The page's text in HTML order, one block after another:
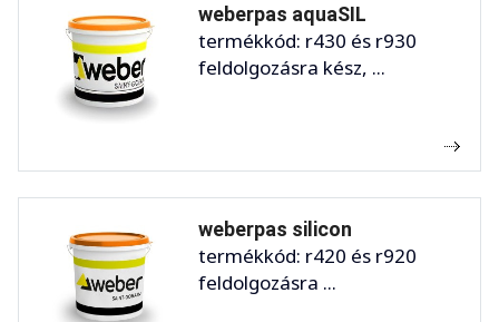
weberpas aquaSIL
termékkód: r430 és r930
feldolgozásra kész, ...
weberpas silicon
termékkód: r420 és r920
feldolgozásra ...